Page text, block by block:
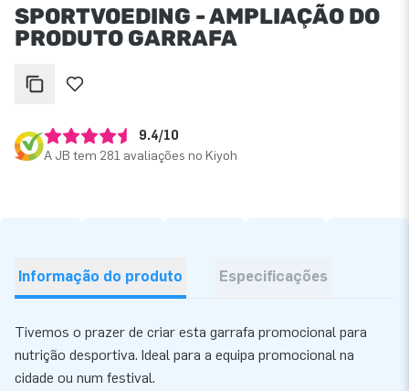
SPORTVOEDING - AMPLIAÇÃO DO
PRODUTO GARRAFA
9.4/10
A JB tem 281 avaliações no Kiyoh
Informação do produto Especificações
Tivemos o prazer de criar esta garrafa promocional para
nutrição desportiva. Ideal para a equipa promocional na
cidade ou num festival.